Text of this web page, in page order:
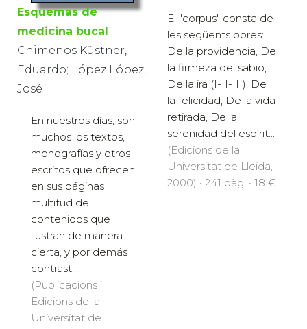
Esquemas de
medicina bucal
Chimenos Küstner,
Eduardo; López López,
José
En nuestros días, son
muchos los textos,
monografías y otros
escritos que ofrecen
en sus páginas
multitud de
contenidos que
ilustran de manera
cierta, y por demás
contrast...
(Publicacions i
Edicions de la
Universitat de
El "corpus" consta de
les següents obres:
De la providencia, De
la firmeza del sabio,
De la ira (I-II-III), De
la felicidad, De la vida
retirada, De la
serenidad del espírit...
(Edicions de la
Universitat de Lleida,
2000) · 241 pàg. · 18 €